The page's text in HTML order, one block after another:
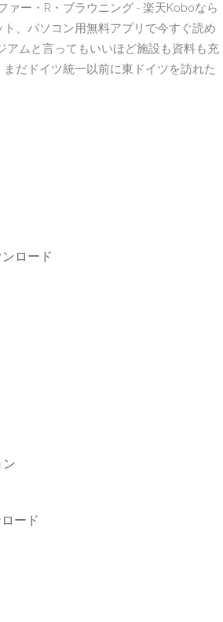
ー・R・ブラウニング - 楽天Koboなら
、パソコン用無料アプリで今すぐ読め
アムと言ってもいいほど施設も資料も充
だドイツ統一以前に東ドイツを訪れた
ロード
ード